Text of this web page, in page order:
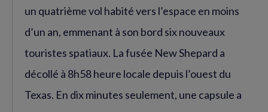
un quatrième vol habité vers l’espace en moins
d’un an, emmenant à son bord six nouveaux
touristes spatiaux. La fusée New Shepard a
décollé à 8h58 heure locale depuis l’ouest du
Texas. En dix minutes seulement, une capsule a